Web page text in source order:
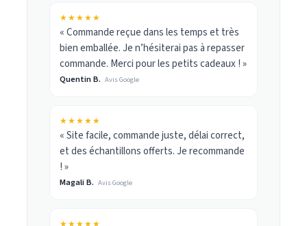
★★★★★
« Commande reçue dans les temps et très
bien emballée. Je n’hésiterai pas à repasser
commande. Merci pour les petits cadeaux ! »
Quentin B. Avis Google
★★★★★
« Site facile, commande juste, délai correct,
et des échantillons offerts. Je recommande
! »
Magali B. Avis Google